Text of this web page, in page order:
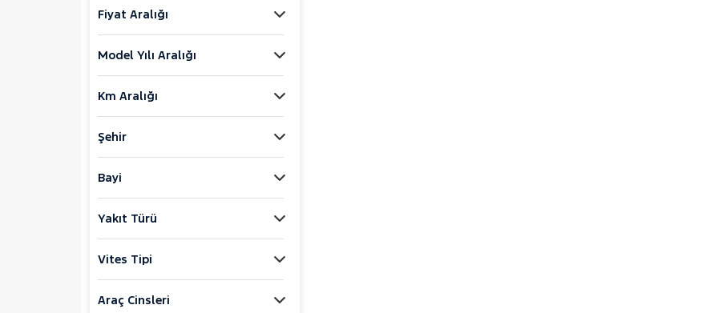
DAIHATSU
FIAT
DOBLO
1.3 MULTIJET ACTIVE
1.3 MULTIJET ACTUAL
1.3 MULTIJET MAXI SAFELINE
1.3 MULTIJET PREMIO
1.6 MULTIJET
Fiyat Aralığı
Model Yılı Aralığı
Km Aralığı
Şehir
Bayi
Yakıt Türü
Vites Tipi
Araç Cinsleri